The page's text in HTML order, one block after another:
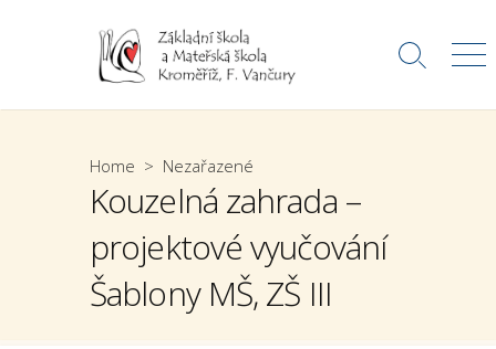
Search
Home > Nezařazené
Kouzelná zahrada –
projektové vyučování
Šablony MŠ, ZŠ III